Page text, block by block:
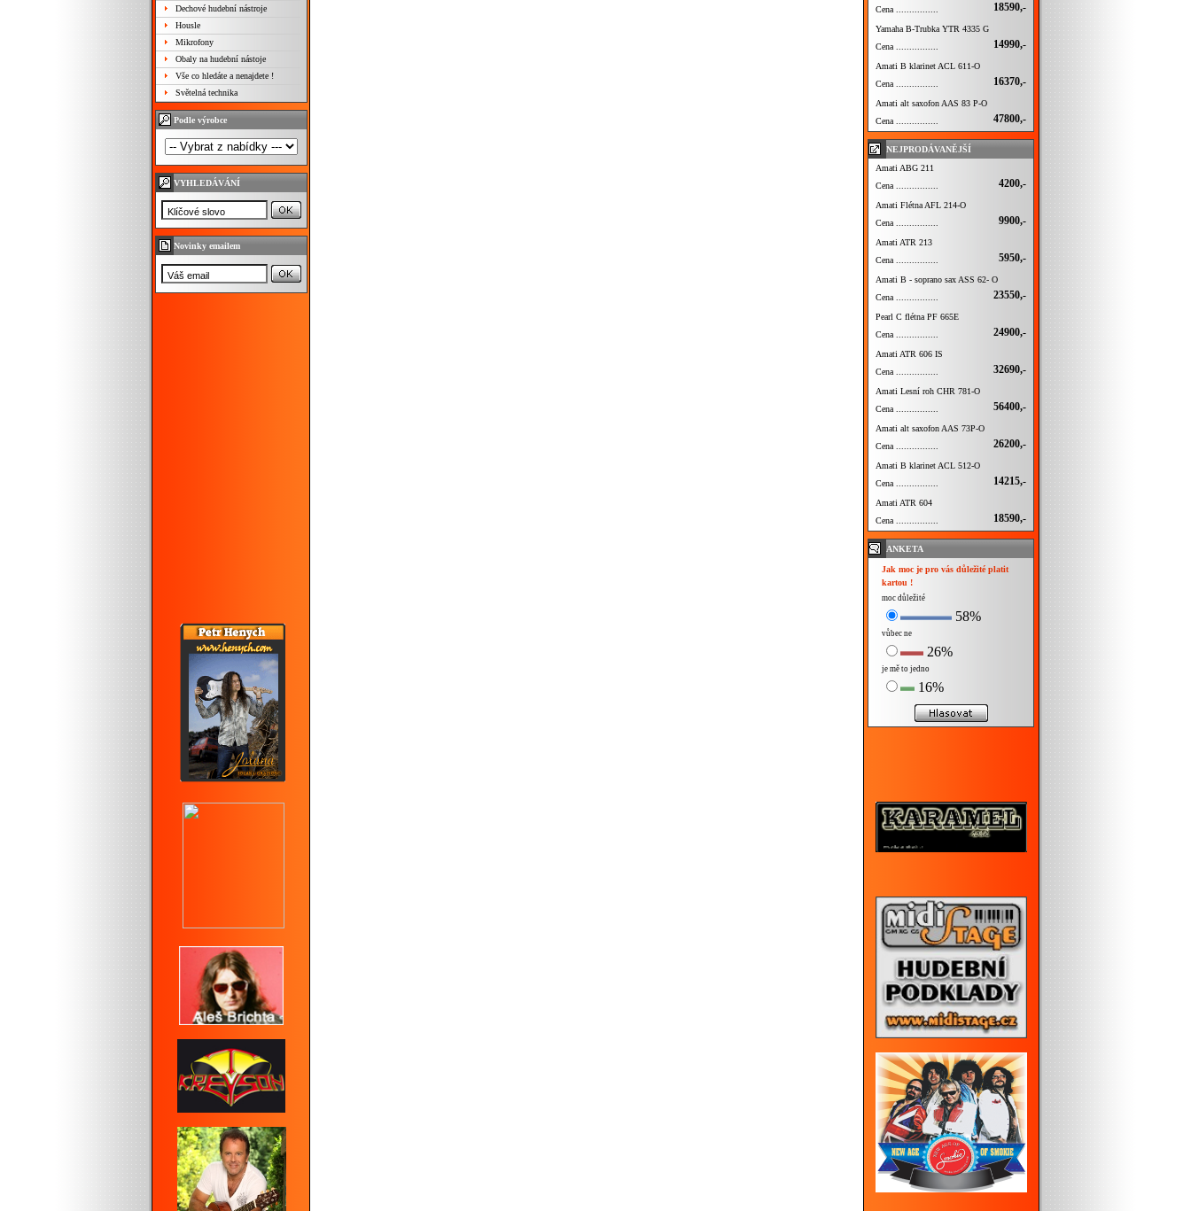
Dechové hudební nástroje
Housle
Mikrofony
Obaly na hudební nástoje
Vše co hledáte a nenajdete !
Světelná technika
Podle výrobce
VYHLEDÁVÁNÍ
Novinky emailem
Cena ................
18590,-
Yamaha B-Trubka YTR 4335 G
Cena ................
14990,-
Amati B klarinet ACL 611-O
Cena ................
16370,-
Amati alt saxofon AAS 83 P-O
Cena ................
47800,-
NEJPRODÁVANĚJŠÍ
Amati ABG 211
Cena ................
4200,-
Amati Flétna AFL 214-O
Cena ................
9900,-
Amati ATR 213
Cena ................
5950,-
Amati B - soprano sax ASS 62- O
Cena ................
23550,-
Pearl C flétna PF 665E
Cena ................
24900,-
Amati ATR 606 IS
Cena ................
32690,-
Amati Lesní roh CHR 781-O
Cena ................
56400,-
Amati alt saxofon AAS 73P-O
Cena ................
26200,-
Amati B klarinet ACL 512-O
Cena ................
14215,-
Amati ATR 604
Cena ................
18590,-
ANKETA
Jak moc je pro vás důležité platit
kartou !
moc důležité
58%
vůbec ne
26%
je mě to jedno
16%